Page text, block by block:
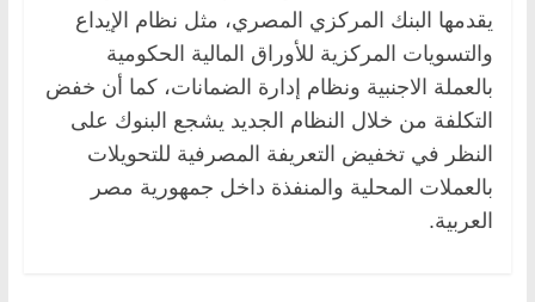
يقدمها البنك المركزي المصري، مثل نظام الإيداع
والتسويات المركزية للأوراق المالية الحكومية
بالعملة الاجنبية ونظام إدارة الضمانات، كما أن خفض
التكلفة من خلال النظام الجديد يشجع البنوك على
النظر في تخفيض التعريفة المصرفية للتحويلات
بالعملات المحلية والمنفذة داخل جمهورية مصر
العربية.